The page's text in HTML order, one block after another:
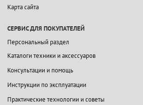
Карта сайта
СЕРВИС ДЛЯ ПОКУПАТЕЛЕЙ
Персональный раздел
Каталоги техники и аксессуаров
Консультации и помощь
Инструкции по эксплуатации
Практические технологии и советы